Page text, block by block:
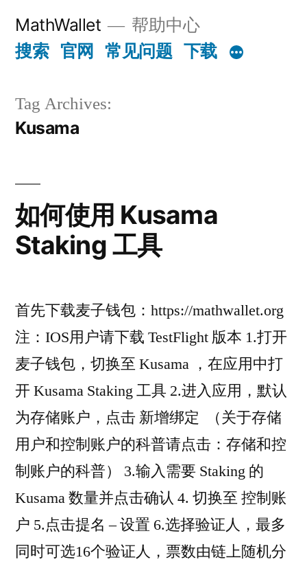
content
MathWallet 帮助中心
搜索 官网 常见问题 下载
Tag Archives:
Kusama
如何使用 Kusama
Staking 工具
首先下载麦子钱包：https://mathwallet.org
注：IOS用户请下载 TestFlight 版本 1.打开
麦子钱包，切换至 Kusama ，在应用中打
开 Kusama Staking 工具 2.进入应用，默认
为存储账户，点击 新增绑定 （关于存储
用户和控制账户的科普请点击：存储和控
制账户的科普） 3.输入需要 Staking 的
Kusama 数量并点击确认 4. 切换至 控制账
户 5.点击提名 – 设置 6.选择验证人，最多
同时可选16个验证人，票数由链上随机分